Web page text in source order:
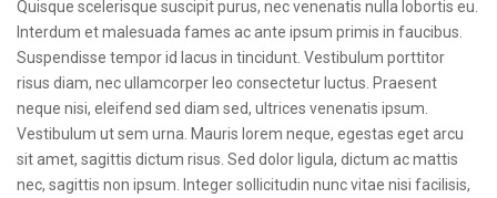
Quisque scelerisque suscipit purus, nec venenatis nulla lobortis eu.
Interdum et malesuada fames ac ante ipsum primis in faucibus.
Suspendisse tempor id lacus in tincidunt. Vestibulum porttitor
risus diam, nec ullamcorper leo consectetur luctus. Praesent
neque nisi, eleifend sed diam sed, ultrices venenatis ipsum.
Vestibulum ut sem urna. Mauris lorem neque, egestas eget arcu
sit amet, sagittis dictum risus. Sed dolor ligula, dictum ac mattis
nec, sagittis non ipsum. Integer sollicitudin nunc vitae nisi facilisis,